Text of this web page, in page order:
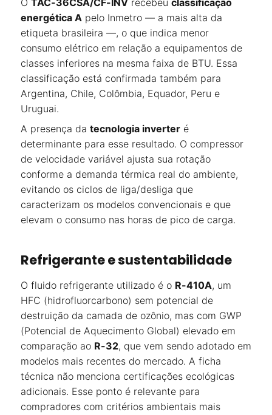
O TAC-36CSA/CF-INV recebeu classificação
energética A pelo Inmetro — a mais alta da
etiqueta brasileira —, o que indica menor
consumo elétrico em relação a equipamentos de
classes inferiores na mesma faixa de BTU. Essa
classificação está confirmada também para
Argentina, Chile, Colômbia, Equador, Peru e
Uruguai.
A presença da tecnologia inverter é
determinante para esse resultado. O compressor
de velocidade variável ajusta sua rotação
conforme a demanda térmica real do ambiente,
evitando os ciclos de liga/desliga que
caracterizam os modelos convencionais e que
elevam o consumo nas horas de pico de carga.
Refrigerante e sustentabilidade
O fluido refrigerante utilizado é o R-410A, um
HFC (hidrofluorcarbono) sem potencial de
destruição da camada de ozônio, mas com GWP
(Potencial de Aquecimento Global) elevado em
comparação ao R-32, que vem sendo adotado em
modelos mais recentes do mercado. A ficha
técnica não menciona certificações ecológicas
adicionais. Esse ponto é relevante para
compradores com critérios ambientais mais